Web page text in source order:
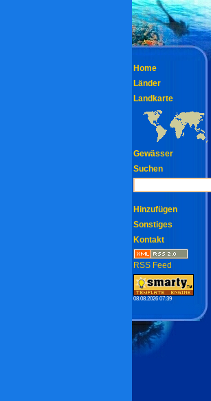
Home
Länder
Landkarte
Gewässer
Suchen
Hinzufügen
Sonstiges
Kontakt
RSS Feed
08.08.2026 07:39